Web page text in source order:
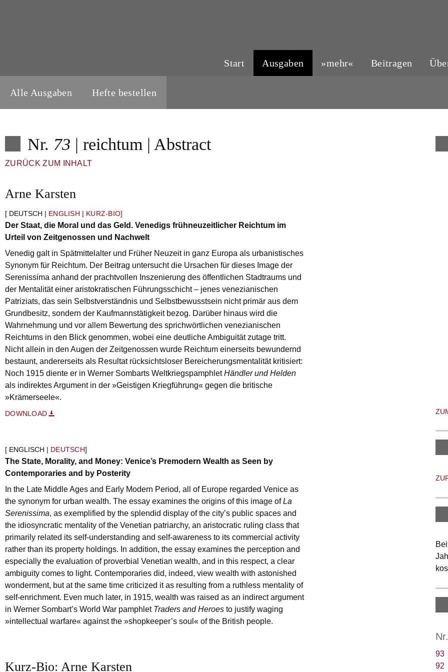
Start Ausgaben
Alle Ausgaben Hefte bestellen
»mehr« Beitragen
Nr. 73 | reichtum | Abstract
ZURÜCK ZUM INHALT
Arne Karsten
[ DEUTSCH | ENGLISH | KURZ-BIO]
Der Staat, die Moral und das Geld. Venedigs frühneuzeitlicher Reichtum im
Urteil von Zeitgenossen und Nachwelt
Venedig galt in Spätmittelalter und Früher Neuzeit in ganz Europa als urbanistisches
Synonym für Reichtum. Der Beitrag untersucht die Ursachen für dieses Image der
Serenissima anhand der prachtvollen Inszenierung des öffentlichen Stadtraums und
der Mentalität einer aristokratischen Führungsschicht – jenes venezianischen
Patriziats, das sein Selbstverständnis und Selbstbewusstsein nicht primär aus dem
Grundbesitz, sondern der Kaufmannstätigkeit bezog. Darüber hinaus wird die
Wahrnehmung und vor allem Bewertung des sprichwörtlichen venezianischen
Reichtums in den Blick genommen, wobei eine deutliche Ambiguität zutage tritt.
Nicht allein in den Augen der Zeitgenossen wurde Reichtum einerseits bewundernd
bestaunt, andererseits als Resultat rücksichtsloser Bereicherungsmentalität kritisiert:
Noch 1915 diente er in Werner Sombarts WeltkriegspamphletHändler und Helden
als indirektes Argument in der »Geistigen Kriegführung« gegen die britische
»Krämerseele«.
DOWNLOAD
[ ENGLISCH | DEUTSCH]
The State, Morality, and Money: Venice’s Premodern Wealth as Seen by
Contemporaries and by Posterity
In the Late Middle Ages and Early Modern Period, all of Europe regarded Venice as
the synonym for urban wealth. The essay examines the origins of this image ofLa
Serenissima, as exemplified by the splendid display of the city’s public spaces and
the idiosyncratic mentality of the Venetian patriarchy, an aristocratic ruling class that
primarily related its self-understanding and self-awareness to its commercial activity
rather than its property holdings. In addition, the essay examines the perception and
especially the evaluation of proverbial Venetian wealth, and in this respect, a clear
ambiguity comes to light. Contemporaries did, indeed, view wealth with astonished
wonderment, but at the same time criticized it as resulting from a ruthless mentality of
self-enrichment. Even much later, in 1915, wealth was raised as an indirect argument
in Werner Sombart’s World War pamphlet Traders and Heroes to justify waging
»intellectual warfare« against the »shopkeeper’s soul« of the British people.
Kurz-Bio: Arne Karsten
Nr.
93
92